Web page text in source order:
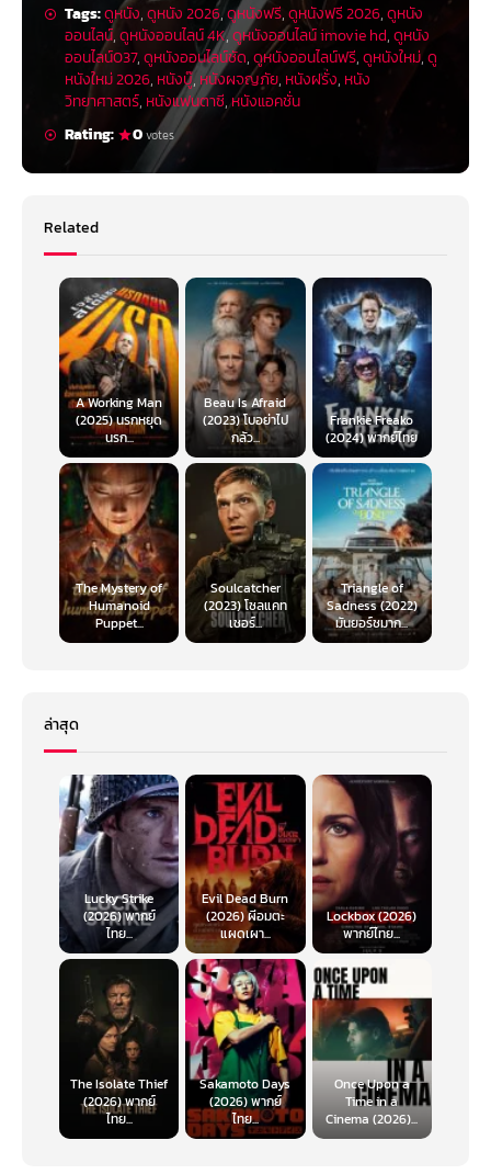
Tags:ดูหนัง,ดูหนัง 2026,ดูหนังฟรี,ดูหนังฟรี 2026,ดูหนัง
ออนไลน์,ดูหนังออนไลน์ 4K,ดูหนังออนไลน์ imovie hd,ดูหนัง
ออนไลน์037,ดูหนังออนไลน์ชัด,ดูหนังออนไลน์ฟรี,ดูหนังใหม่,ดู
หนังใหม่ 2026, หนังบู๊, หนังผจญภัย, หนังฝรั่ง, หนัง
วิทยาศาสตร์, หนังแฟนตาซี, หนังแอคชั่น
Rating:
0votes
Related
A Working Man
(2025) นรกหยุด
นรก...
Beau Is Afraid
(2023) โบอย่าไป
กลัว...
Frankie Freako
(2024) พากย์ไทย
The Mystery of
Humanoid
Puppet...
Soulcatcher
(2023) โซลแคท
เชอร์...
Triangle of
Sadness (2022)
มันยอร์ชมาก...
ล่าสุด
Lucky Strike
(2026) พากย์
ไทย...
Evil Dead Burn
(2026) ผีอมตะ
แผดเผา...
Lockbox (2026)
พากย์ไทย...
The Isolate Thief
(2026) พากย์
ไทย...
Sakamoto Days
(2026) พากย์
ไทย...
Once Upon a
Time in a
Cinema (2026)...